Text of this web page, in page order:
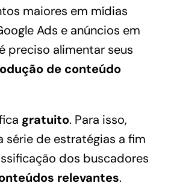
maiores em mídias
Ads e anúncios em
preciso alimentar seus
de conteúdo
gratuito. Para isso,
série de estratégias a fim
dos buscadores
relevantes.